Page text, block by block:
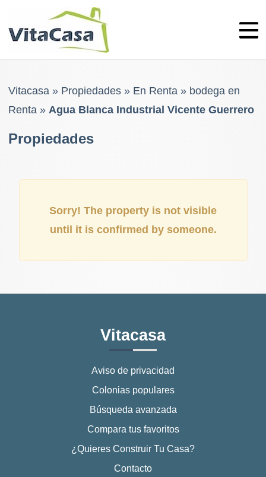
Vitacasa» Propiedades» En Renta» bodega en
Renta» Agua Blanca Industrial Vicente Guerrero
Propiedades
Sorry! The property is not visible
until it is confirmed by someone.
Vitacasa
Aviso de privacidad
Colonias populares
Búsqueda avanzada
Compara tus favoritos
¿Quieres Construir Tu Casa?
Contacto